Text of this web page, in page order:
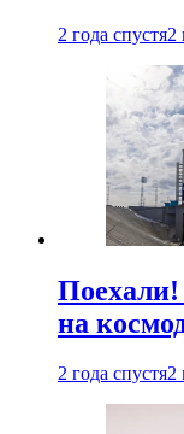
2 года спустя2
на
2 года спустя2